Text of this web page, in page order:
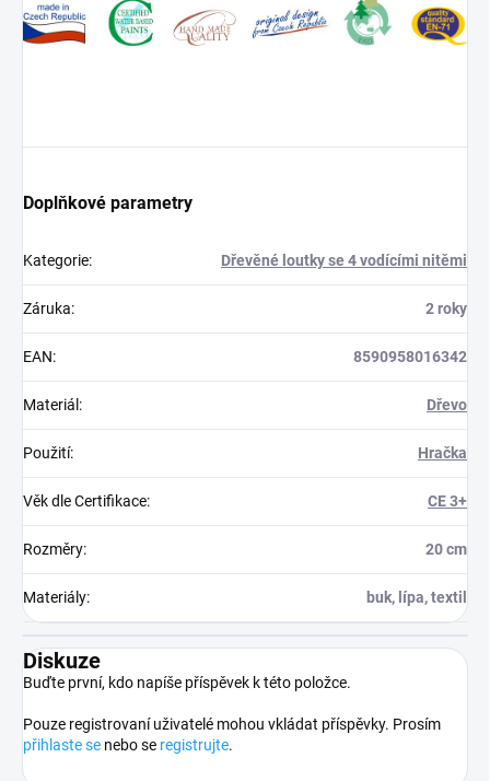
Doplňkové parametry
Kategorie: Dřevěné loutky se 4 vodícími nitěmi
Záruka: 2 roky
EAN: 8590958016342
Materiál : Dřevo
Použití: Hračka
Věk dle Certifikace: CE 3+
Rozměry: 20 cm
Materiály: buk, lípa, textil
Diskuze
Buďte první, kdo napíše příspěvek k této položce.
Pouze registrovaní uživatelé mohou vkládat příspěvky. Prosím
přihlaste se nebo se registrujte.